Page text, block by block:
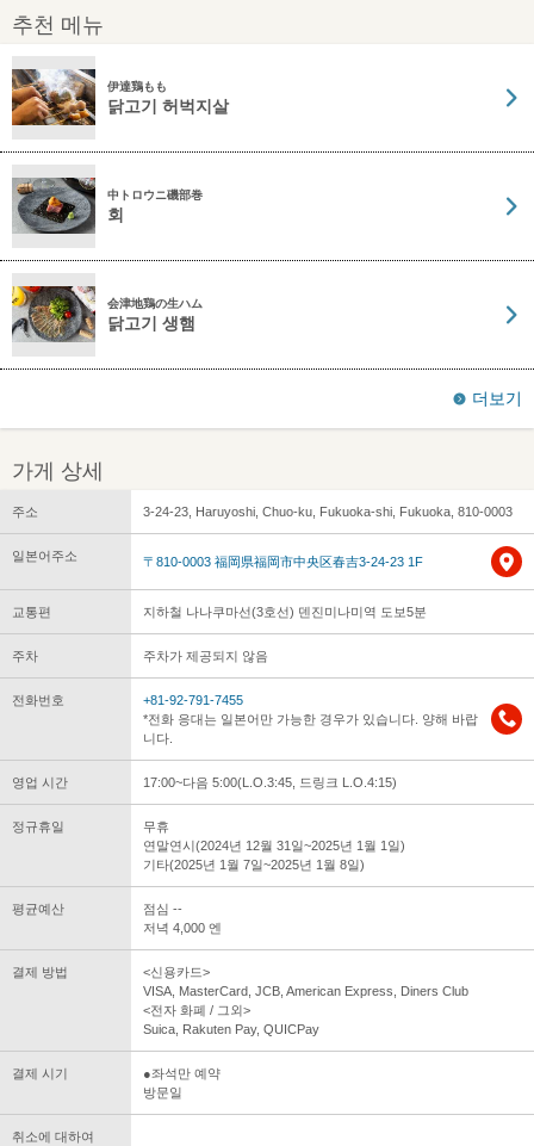
추천 메뉴
伊達鶏もも
닭고기 허벅지살
中トロウニ磯部巻
회
会津地鶏の生ハム
닭고기 생햄
더보기
가게 상세
주소 3-24-23, Haruyoshi, Chuo-ku, Fukuoka-shi, Fukuoka, 810-0003
일본어주소 〒810-0003 福岡県福岡市中央区春吉3-24-23 1F
교통편 지하철 나나쿠마선(3호선) 덴진미나미역 도보5분
주차 주차가 제공되지 않음
전화번호
+81-92-791-7455
*전화 응대는 일본어만 가능한 경우가 있습니다. 양해 바랍
니다.
영업 시간 17:00~다음 5:00(L.O.3:45, 드링크 L.O.4:15)
정규휴일
무휴
연말연시(2024년 12월 31일~2025년 1월 1일)
기타(2025년 1월 7일~2025년 1월 8일)
평균예산
점심 --
저녁 4,000 엔
결제 방법
<신용카드>
VISA, MasterCard, JCB, American Express, Diners Club
<전자 화폐 / 그외>
Suica, Rakuten Pay, QUICPay
결제 시기
●좌석만 예약
방문일
취소에 대하여